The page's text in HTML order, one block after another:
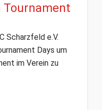
Tournament
Scharzfeld e.V.
Days um
im Verein zu